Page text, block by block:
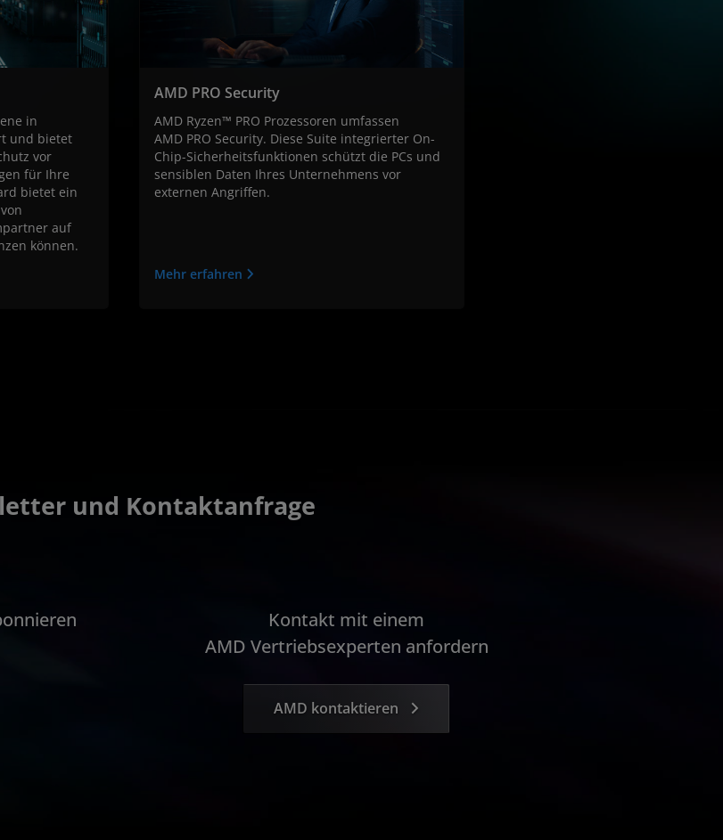
in
und bietet
vor
für Ihre
bietet ein
auf
können.
AMD PRO Security
AMD Ryzen™ PRO Prozessoren umfassen
AMD PRO Security. Diese Suite integrierter On-
Chip-Sicherheitsfunktionen schützt die PCs und
sensiblen Daten Ihres Unternehmens vor
externen Angriffen.
Mehr erfahren
und Kontaktanfrage
Kontakt mit einem
AMD Vertriebsexperten anfordern
AMD kontaktieren